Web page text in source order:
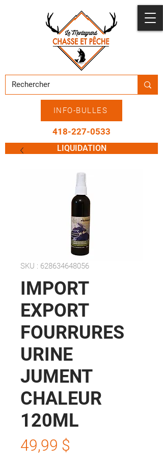
INFO-BULLES
418-227-0533
LIQUIDATION
SKU : 628634648056
IMPORT
EXPORT
FOURRURES
URINE
JUMENT
CHALEUR
120ML
49,99 $